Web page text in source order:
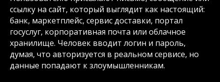
ссылку на сайт, который выглядит как настоящий:
банк, маркетплейс, сервис доставки, портал
госуслуг, корпоративная почта или облачное
хранилище. Человек вводит логин и пароль,
думая, что авторизуется в реальном сервисе, но
данные попадают к злоумышленникам.